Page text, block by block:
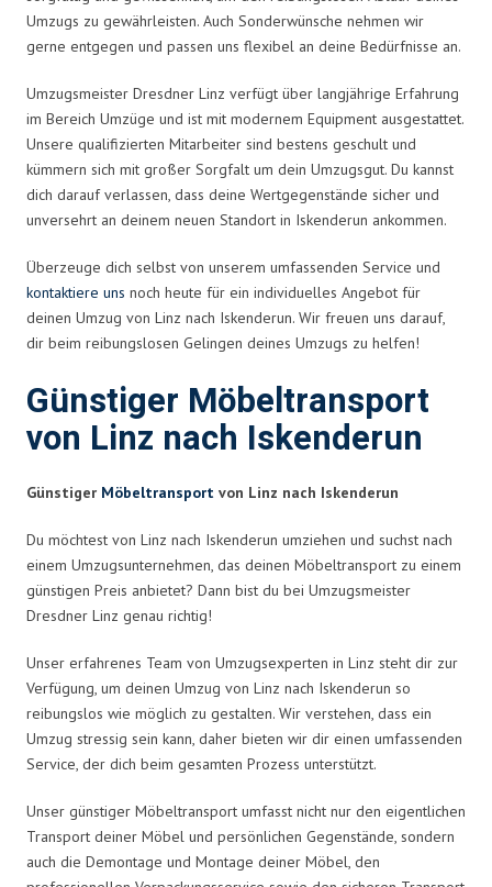
Umzugs zu gewährleisten. Auch Sonderwünsche nehmen wir
gerne entgegen und passen uns flexibel an deine Bedürfnisse an.
Umzugsmeister Dresdner Linz verfügt über langjährige Erfahrung
im Bereich Umzüge und ist mit modernem Equipment ausgestattet.
Unsere qualifizierten Mitarbeiter sind bestens geschult und
kümmern sich mit großer Sorgfalt um dein Umzugsgut. Du kannst
dich darauf verlassen, dass deine Wertgegenstände sicher und
unversehrt an deinem neuen Standort in Iskenderun ankommen.
Überzeuge dich selbst von unserem umfassenden Service und
kontaktiere uns noch heute für ein individuelles Angebot für
deinen Umzug von Linz nach Iskenderun. Wir freuen uns darauf,
dir beim reibungslosen Gelingen deines Umzugs zu helfen!
Günstiger Möbeltransport
von Linz nach Iskenderun
Günstiger Möbeltransport von Linz nach Iskenderun
Du möchtest von Linz nach Iskenderun umziehen und suchst nach
einem Umzugsunternehmen, das deinen Möbeltransport zu einem
günstigen Preis anbietet? Dann bist du bei Umzugsmeister
Dresdner Linz genau richtig!
Unser erfahrenes Team von Umzugsexperten in Linz steht dir zur
Verfügung, um deinen Umzug von Linz nach Iskenderun so
reibungslos wie möglich zu gestalten. Wir verstehen, dass ein
Umzug stressig sein kann, daher bieten wir dir einen umfassenden
Service, der dich beim gesamten Prozess unterstützt.
Unser günstiger Möbeltransport umfasst nicht nur den eigentlichen
Transport deiner Möbel und persönlichen Gegenstände, sondern
auch die Demontage und Montage deiner Möbel, den